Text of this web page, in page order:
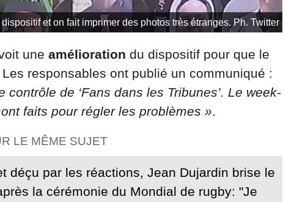
et on fait imprimer des photos très étranges. Ph. Twitter
une amélioration du dispositif pour que le
responsables ont publié un communiqué :
de ‘Fans dans les Tribunes’. Le week-
faits pour régler les problèmes ».
LE MÊME SUJET
déçu par les réactions, Jean Dujardin brise le
la cérémonie du Mondial de rugby: "Je